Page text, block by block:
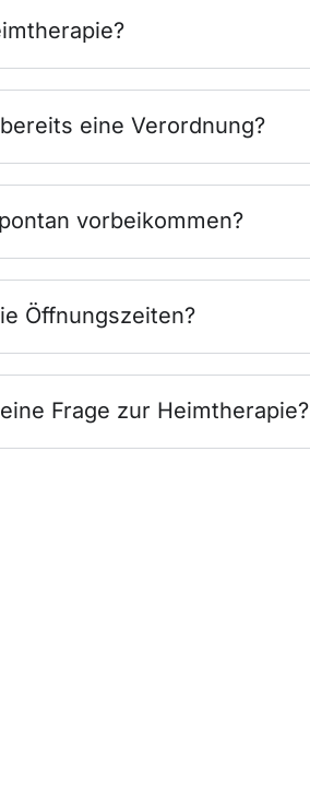
eine Verordnung?
vorbeikommen?
Öffnungszeiten?
Frage zur Heimtherapie?